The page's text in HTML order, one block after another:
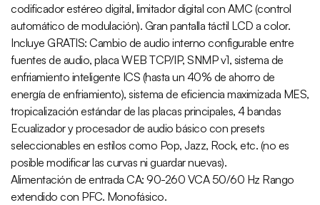
codificador estéreo digital, limitador digital con AMC (control
automático de modulación). Gran pantalla táctil LCD a color.
Incluye GRATIS: Cambio de audio interno configurable entre
fuentes de audio, placa WEB TCP/IP, SNMP v1, sistema de
enfriamiento inteligente ICS (hasta un 40% de ahorro de
energía de enfriamiento), sistema de eficiencia maximizada MES,
tropicalización estándar de las placas principales, 4 bandas
Ecualizador y procesador de audio básico con presets
seleccionables en estilos como Pop, Jazz, Rock, etc. (no es
posible modificar las curvas ni guardar nuevas).
Alimentación de entrada CA: 90-260 VCA 50/60 Hz Rango
extendido con PFC. Monofásico.